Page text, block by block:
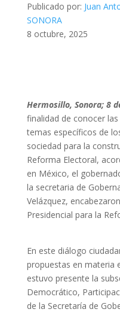
Publicado por: Juan
SONORA
8 octubre, 2025
Hermosillo, Sonora; 8
finalidad de conocer
temas específicos de
sociedad para la
Reforma Electoral,
en México, el
la secretaria de
Velázquez,
Presidencial para la
En este diálogo
propuestas en materia
estuvo presente la
Democrático,
de la Secretaría de